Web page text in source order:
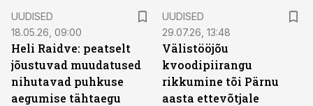
UUDISED
18.05.26, 09:00
Heli Raidve: peatselt
jõustuvad muudatused
nihutavad puhkuse
aegumise tähtaegu
UUDISED
29.07.26, 13:48
Välistööjõu
kvoodipiirangu
rikkumine tõi Pärnu
aasta ettevõtjale